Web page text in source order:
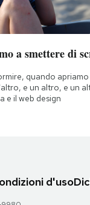
a smettere di
quando
e un altro, e un
e il web design
d'uso